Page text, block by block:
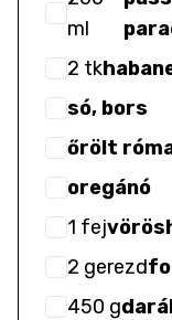
ml
2 tk
só, bors
őrölt
oregánó
1 fej
2 gerezd
450 g